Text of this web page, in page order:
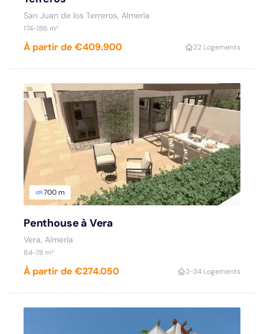
San Juan de los Terreros, Almería
174-186 m²
À partir de €409.900 22 Logements
700 m
Penthouse à Vera
Vera, Almería
64-78 m²
À partir de €274.050 2-34 Logements